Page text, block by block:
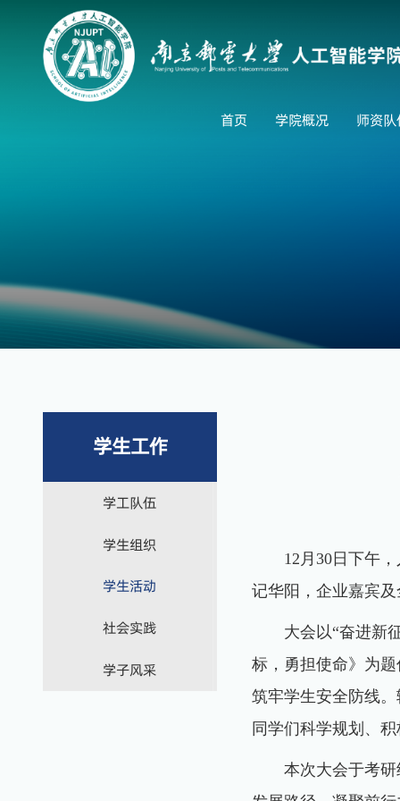
首页 学院概况 师资
学生工作
学工队伍
学生组织
学生活动
社会实践
学子风采
12月30日下午
记华阳，企业嘉宾及
大会以“奋进新
标，勇担使命》为
筑牢学生安全防线
同学们科学规划、
本次大会于考